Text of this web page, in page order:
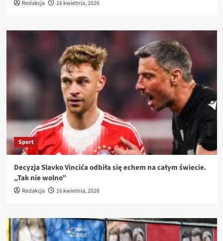
Redakcja 16 kwietnia, 2026
Sport
Decyzja Slavko Vincića odbiła się echem na całym świecie.
„Tak nie wolno”
Redakcja 16 kwietnia, 2026